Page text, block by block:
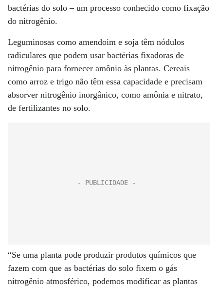
bactérias do solo – um processo conhecido como fixação
do nitrogênio.
Leguminosas como amendoim e soja têm nódulos
radiculares que podem usar bactérias fixadoras de
nitrogênio para fornecer amônio às plantas. Cereais
como arroz e trigo não têm essa capacidade e precisam
absorver nitrogênio inorgânico, como amônia e nitrato,
de fertilizantes no solo.
“Se uma planta pode produzir produtos químicos que
fazem com que as bactérias do solo fixem o gás
nitrogênio atmosférico, podemos modificar as plantas